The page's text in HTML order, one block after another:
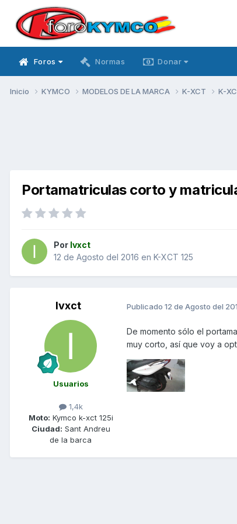
Foros Normas Donar
Inicio KYMCO MODELOS DE LA MARCA K-XCT K-
Portamatriculas corto y
Por Ivxct
12 de Agosto del 2016 en K-XCT 125
Ivxct
Usuarios
1,4k
Moto: Kymco k-xct 125i
Ciudad: Sant Andreu
de la barca
Publicado 12 de Agosto del
De momento sólo el
muy corto, así que voy a